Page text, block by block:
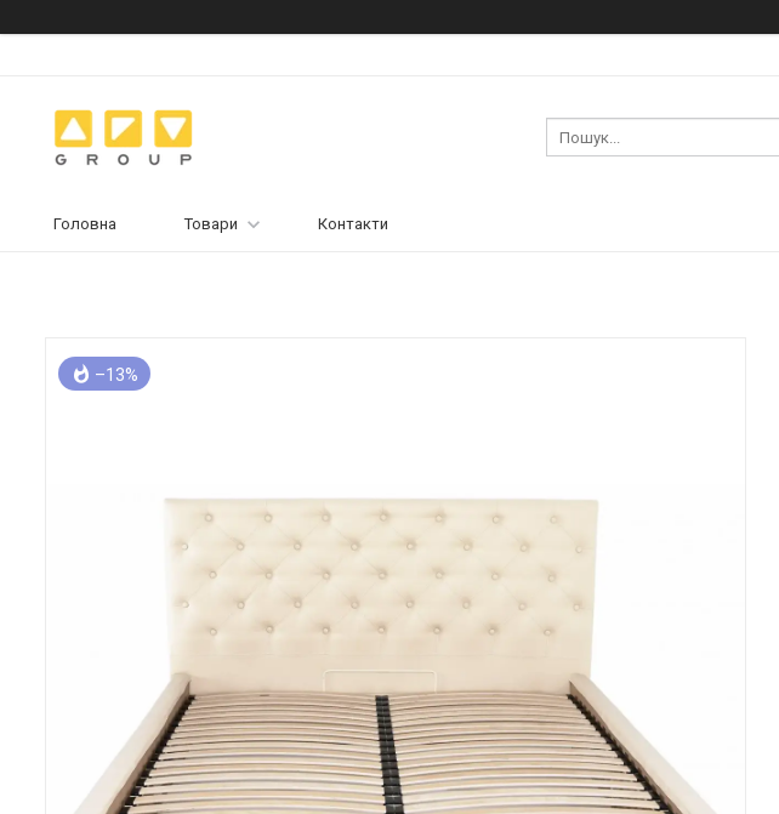
Головна Товари Контакти
–13%